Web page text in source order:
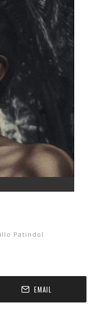
Patindol
EMAIL